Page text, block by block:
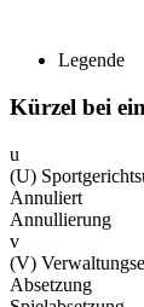
Legende
Kürzel bei
u
(U)
Annuliert
Annullierung
v
(V)
Absetzung